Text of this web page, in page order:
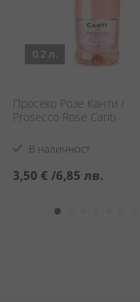
0.2 л.
Просеко Розе Канти /
Prosecco Rose Canti
В наличност
3,50 € /6,85 лв.